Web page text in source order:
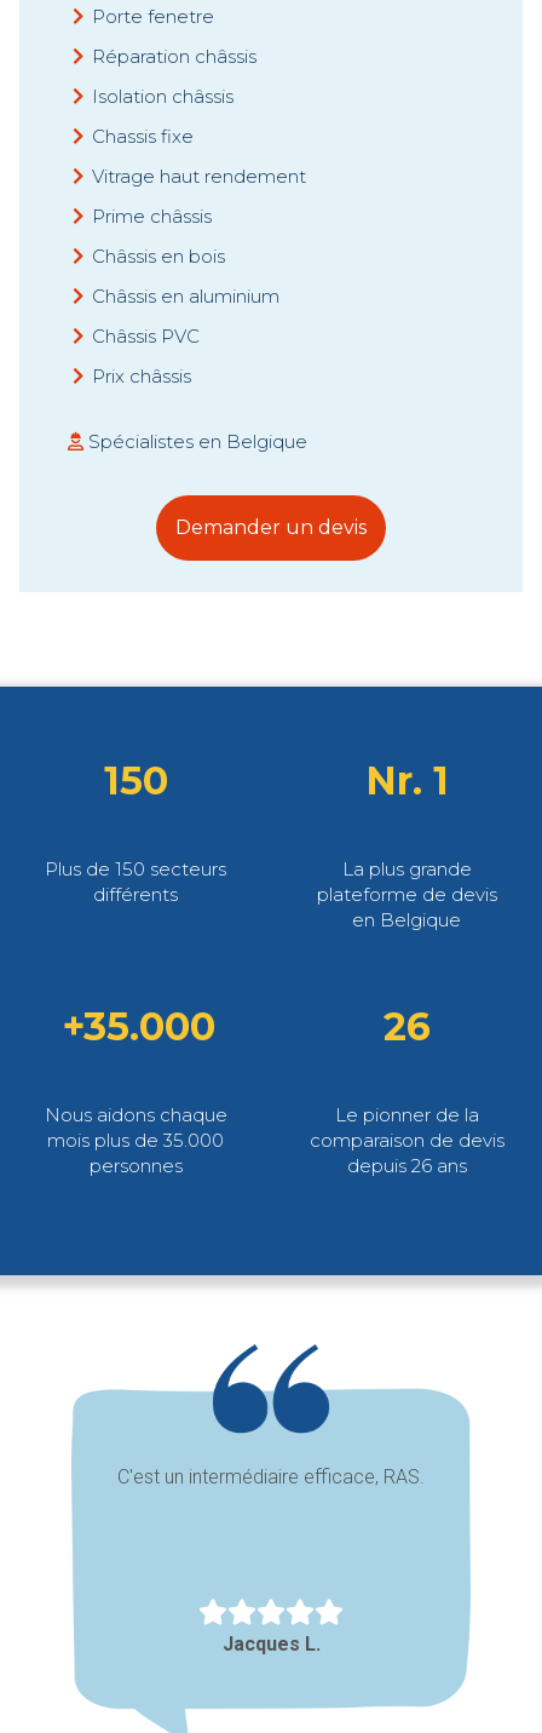
Porte fenetre
Réparation châssis
Isolation châssis
Chassis fixe
Vitrage haut rendement
Prime châssis
Châssis en bois
Châssis en aluminium
Châssis PVC
Prix châssis
Spécialistes en Belgique
Demander un devis
150
Plus de 150 secteurs
différents
Nr. 1
La plus grande
plateforme de devis
en Belgique
+35.000
Nous aidons chaque
mois plus de 35.000
personnes
26
Le pionner de la
comparaison de devis
depuis 26 ans
C'est un intermédiaire efficace, RAS.
Jacques L.